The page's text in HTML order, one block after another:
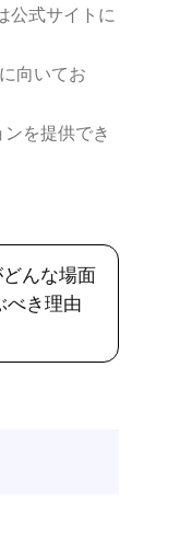
公式サイトに
向いてお
を提供でき
んな場面
べき理由